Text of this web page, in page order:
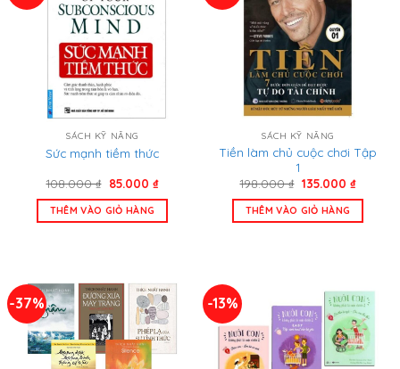
SÁCH KỸ NĂNG
Sức mạnh tiềm thức
108.000₫ Giá
là:
108.000 ₫.
85.000 ₫Giá
tại
THÊM VÀO GIỎ HÀNG
SÁCH KỸ NĂNG
Tiền làm chủ cuộc chơi Tập
1
198.000₫ Giá
là:
198.000 ₫.
135.000 ₫Giá
tại
THÊM VÀO GIỎ HÀNG
-37% -13%